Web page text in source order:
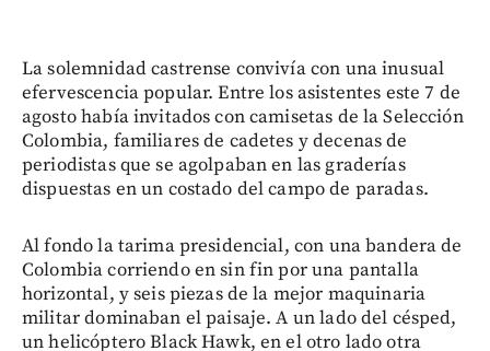
La solemnidad castrense convivía con una inusual
efervescencia popular. Entre los asistentes este 7 de
agosto había invitados con camisetas de la Selección
Colombia, familiares de cadetes y decenas de
periodistas que se agolpaban en las graderías
dispuestas en un costado del campo de paradas.
Al fondo la tarima presidencial, con una bandera de
Colombia corriendo en sin fin por una pantalla
horizontal, y seis piezas de la mejor maquinaria
militar dominaban el paisaje. A un lado del césped,
un helicóptero Black Hawk, en el otro lado otra